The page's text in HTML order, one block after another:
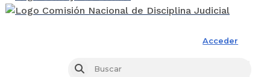
Acceder
Buscar